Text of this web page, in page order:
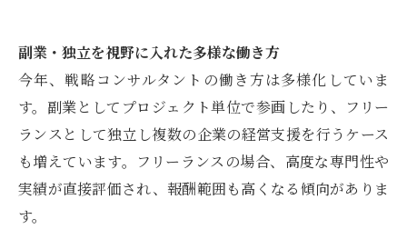
副業・独立を視野に入れた多様な働き方
今年、戦略コンサルタントの働き方は多様化していま
す。副業としてプロジェクト単位で参画したり、フリー
ランスとして独立し複数の企業の経営支援を行うケース
も増えています。フリーランスの場合、高度な専門性や
実績が直接評価され、報酬範囲も高くなる傾向がありま
す。